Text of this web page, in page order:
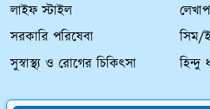
লাইফ স্টাইল
সরকারি পরিষেবা
সিম/
সুস্বাস্থ্য ও রোগের চিকিৎসা
হিন্দু